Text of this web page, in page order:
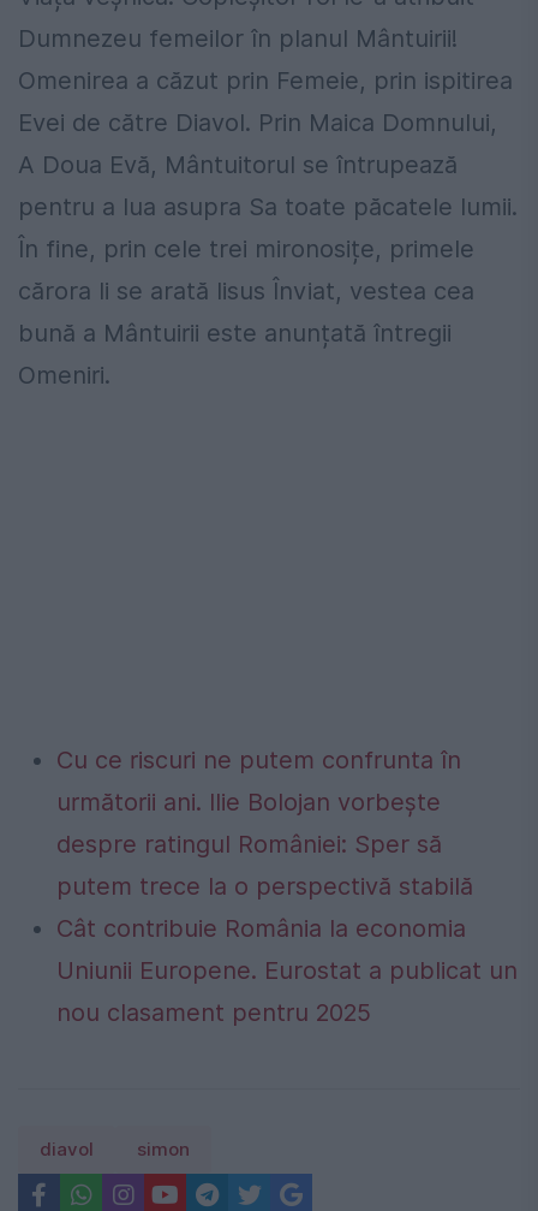
Dumnezeu femeilor în planul Mântuirii!
Omenirea a căzut prin Femeie, prin ispitirea
Evei de către Diavol. Prin Maica Domnului,
A Doua Evă, Mântuitorul se întrupează
pentru a lua asupra Sa toate păcatele lumii.
În fine, prin cele trei mironosițe, primele
cărora li se arată Iisus Înviat, vestea cea
bună a Mântuirii este anunțată întregii
Omeniri.
Cu ce riscuri ne putem confrunta în
următorii ani. Ilie Bolojan vorbește
despre ratingul României: Sper să
putem trece la o perspectivă stabilă
Cât contribuie România la economia
Uniunii Europene. Eurostat a publicat un
nou clasament pentru 2025
diavol simon